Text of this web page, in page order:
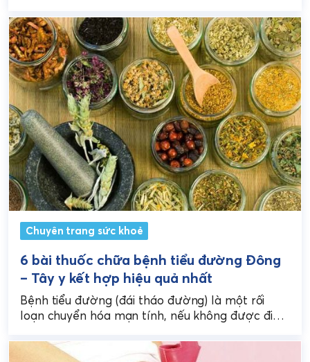
Chuyên trang sức khoẻ
6 bài thuốc chữa bệnh tiểu đường Đông
– Tây y kết hợp hiệu quả nhất
Bệnh tiểu đường (đái tháo đường) là một rối
loạn chuyển hóa mạn tính, nếu không được điều